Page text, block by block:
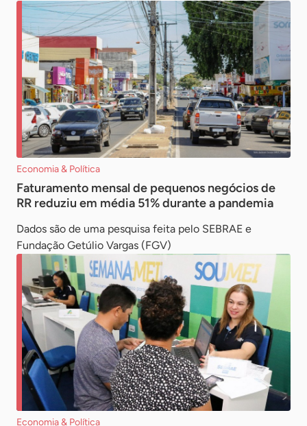
Economia & Política
Faturamento mensal de pequenos negócios de
RR reduziu em média 51% durante a pandemia
Dados são de uma pesquisa feita pelo SEBRAE e
Fundação Getúlio Vargas (FGV)
Economia & Política